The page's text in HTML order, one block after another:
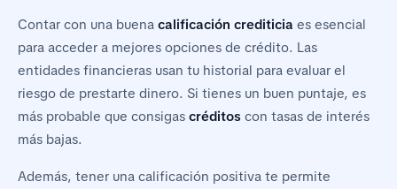
Contar con una buena calificación crediticia es esencial
para acceder a mejores opciones de crédito. Las
entidades financieras usan tu historial para evaluar el
riesgo de prestarte dinero. Si tienes un buen puntaje, es
más probable que consigas créditos con tasas de interés
más bajas.
Además, tener una calificación positiva te permite